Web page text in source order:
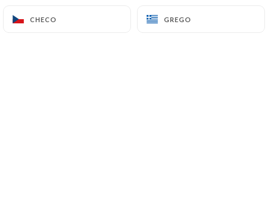
CHECO GREGO
CHECO GREGO